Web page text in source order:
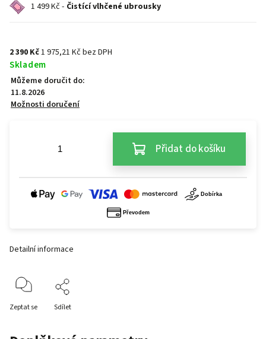
1 499 Kč - Čistící vlhčené ubrousky
2 390 Kč1 975,21 Kč bez DPH
Skladem
Můžeme doručit do:
11.8.2026
Možnosti doručení
Přidat do košíku
Detailní informace
Zeptat se Sdílet